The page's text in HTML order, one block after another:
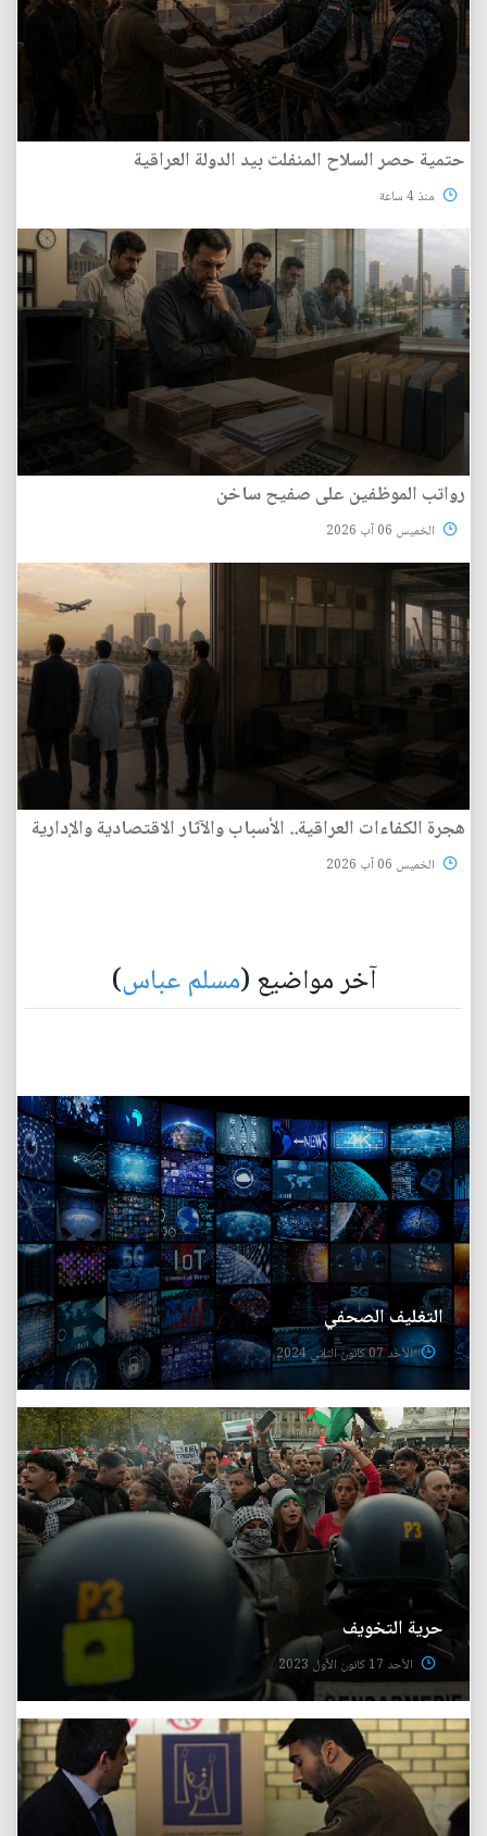
حتمية حصر السلاح المنفلت بيد الدولة العراقية
منذ 4 ساعة
رواتب الموظفين على صفيح ساخن
الخميس 06 آب 2026
هجرة الكفاءات العراقية.. الأسباب والآثار الاقتصادية والإدارية
الخميس 06 آب 2026
آخر مواضيع (مسلم عباس)
التغليف الصحفي
الأحد 07 كانون الثاني 2024
حرية التخويف
الأحد 17 كانون الأول 2023